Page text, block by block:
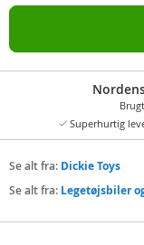
Superhurtig
Se alt fra: Dickie Toys
Se alt fra: Legetøjsbiler